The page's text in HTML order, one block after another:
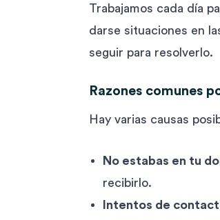
Trabajamos cada día
darse situaciones en
seguir para resolverlo.
Razones comunes
Hay varias causas
No estabas en tu
recibirlo.
Intentos de